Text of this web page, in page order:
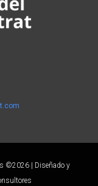
©2026 | Diseñado y